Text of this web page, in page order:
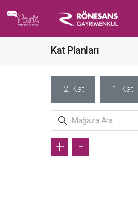
Kat Planları
-2. Kat -1. Kat
+ -